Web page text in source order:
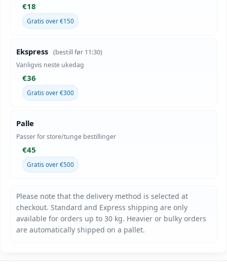
€18
Gratis over €150
Ekspress (bestill før 11:30)
Vanligvis neste ukedag
€36
Gratis over €300
Palle
Passer for store/tunge bestillinger
€45
Gratis over €500